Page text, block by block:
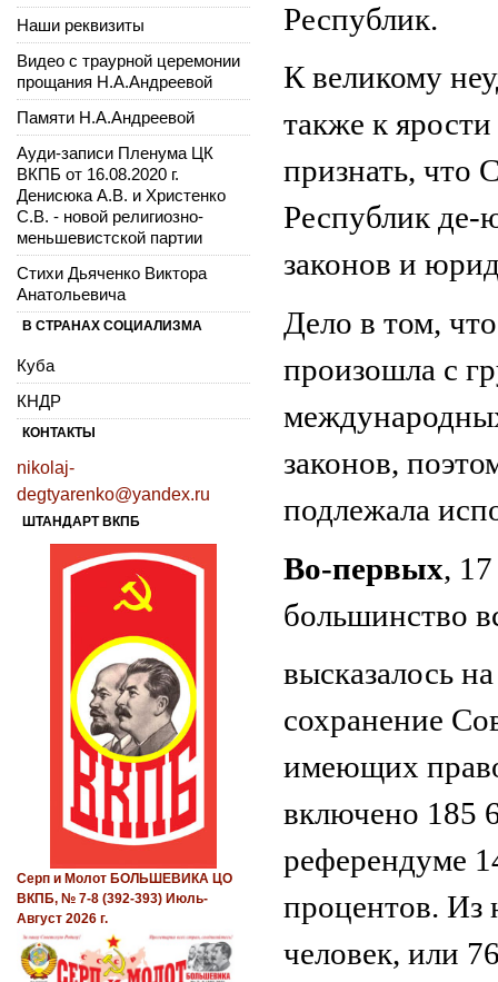
Республик.
К великому
также к
признать, что
Республик де-
законов и
Дело в том,
произошла с
законов,
подлежала
Во-первых,
большинство
высказалось
сохранение
имеющих
включено 185
референдуме
процентов. Из
человек, или
Наши реквизиты
Видео с траурной церемонии
прощания Н.А.Андреевой
Памяти Н.А.Андреевой
Ауди-записи Пленума ЦК
ВКПБ от 16.08.2020 г.
Денисюка А.В. и Христенко
С.В. - новой религиозно-
меньшевистской партии
Стихи Дьяченко Виктора
Анатольевича
В СТРАНАХ СОЦИАЛИЗМА
Куба
КНДР
КОНТАКТЫ
nikolaj-
degtyarenko@yandex.ru
ШТАНДАРТ ВКПБ
Серп и Молот БОЛЬШЕВИКА ЦО
ВКПБ, № 7-8 (392-393) Июль-
Август 2026 г.